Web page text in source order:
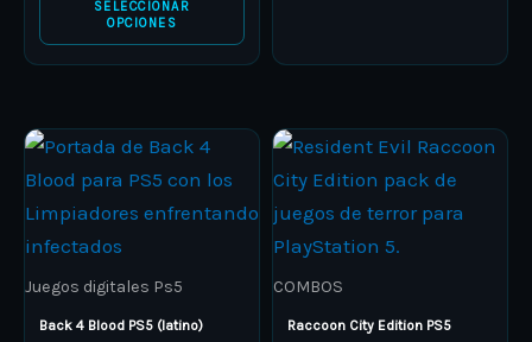
SELECCIONAR
OPCIONES
Juegos digitales Ps5
Back 4 Blood PS5 (latino)
ARS 7.500,00
ARS 10.500,00
This
product
has
multiple
variants.
COMBOS
Raccoon City Edition PS5
range:
This
product
has
multiple
variants.